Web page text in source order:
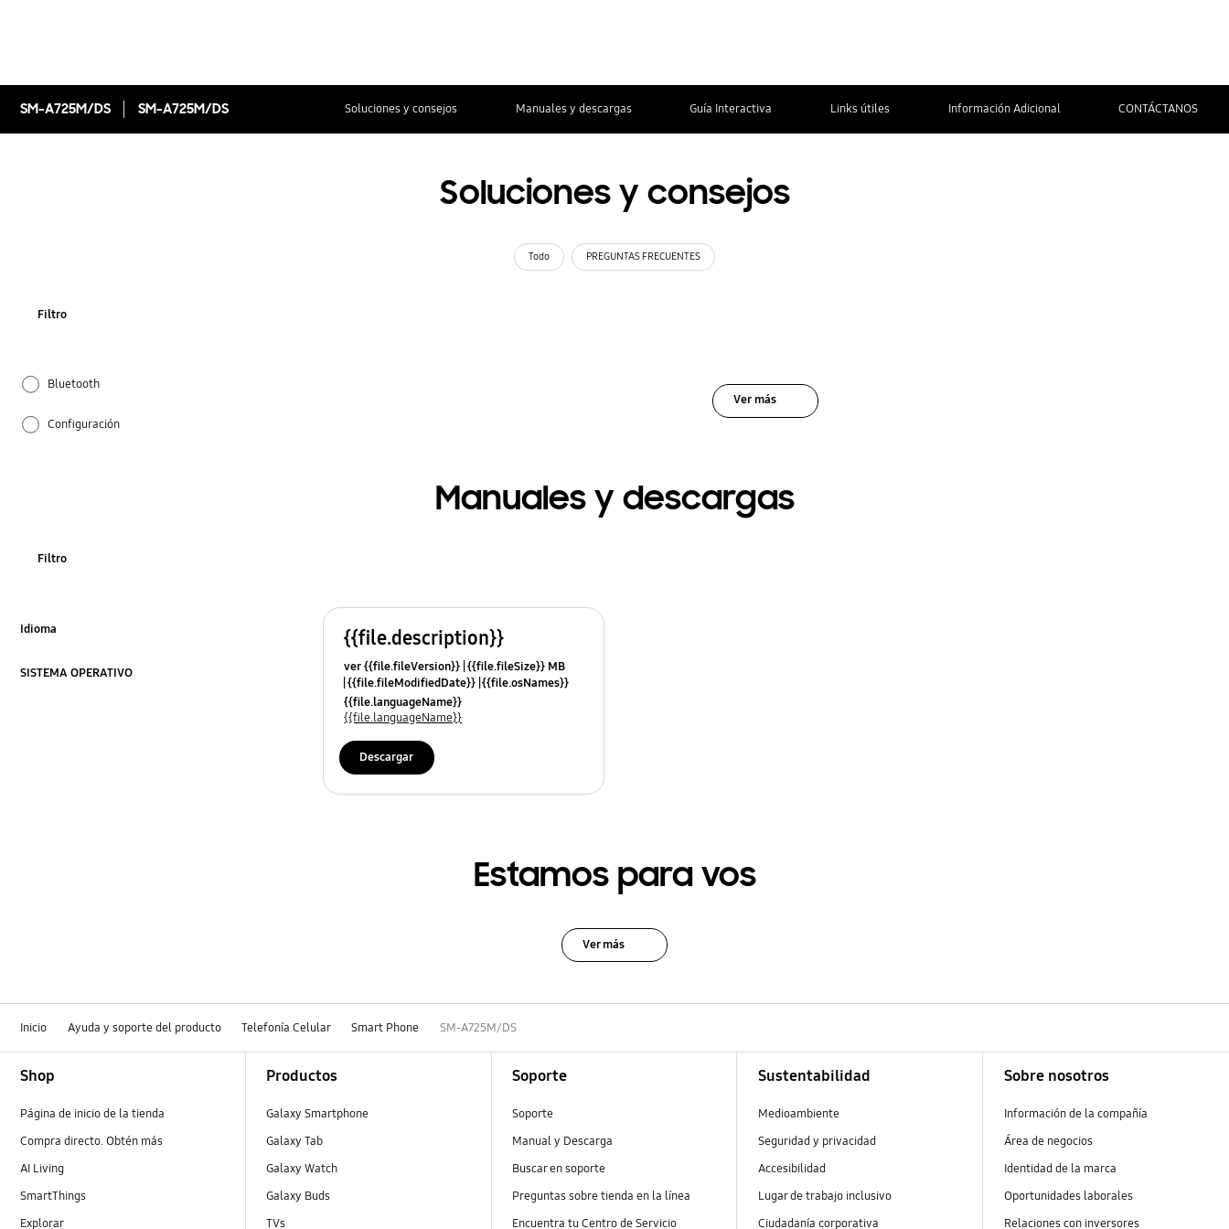
SM-A725M/DS SM-A725M/DS Soluciones y consejos Manuales y descargas Guía Interactiva Links útiles Información Adicional CONTÁCTANOS
Soluciones y consejos
Todo PREGUNTAS FRECUENTES
Filtro
Bluetooth
Configuración
Ver más
Manuales y descargas
Filtro
Idioma
SISTEMA OPERATIVO
{{file.description}}
ver {{file.fileVersion}} {{file.fileSize}} MB
{{file.fileModifiedDate}} {{file.osNames}}
{{file.languageName}}
{{file.languageName}}
Descargar
Estamos para vos
Ver más
Inicio Ayuda y soporte del producto Telefonía Celular Smart Phone SM-A725M/DS
Shop
Página de inicio de la tienda
Compra directo. Obtén más
AI Living
SmartThings
Explorar
Productos
Galaxy Smartphone
Galaxy Tab
Galaxy Watch
Galaxy Buds
TVs
Soporte
Soporte
Manual y Descarga
Buscar en soporte
Preguntas sobre tienda en la línea
Encuentra tu Centro de Servicio
Sustentabilidad
Medioambiente
Seguridad y privacidad
Accesibilidad
Lugar de trabajo inclusivo
Ciudadanía corporativa
Sobre nosotros
Información de la compañía
Área de negocios
Identidad de la marca
Oportunidades laborales
Relaciones con inversores